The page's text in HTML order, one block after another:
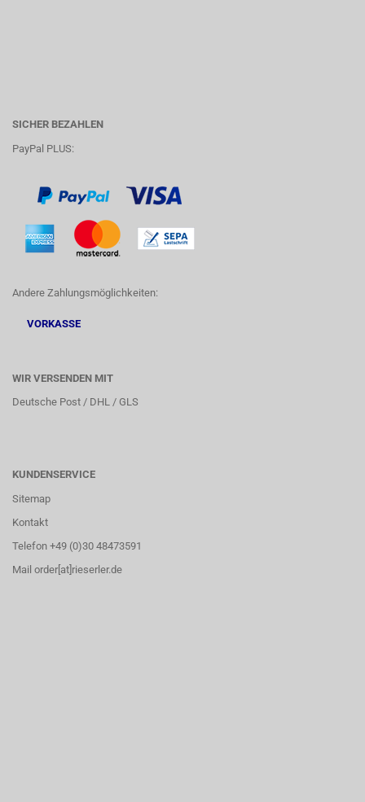
SICHER BEZAHLEN
PayPal PLUS:
Andere Zahlungsmöglichkeiten:
VORKASSE
WIR VERSENDEN MIT
Deutsche Post / DHL / GLS
KUNDENSERVICE
Sitemap
Kontakt
Telefon +49 (0)30 48473591
Mail order[at]rieserler.de